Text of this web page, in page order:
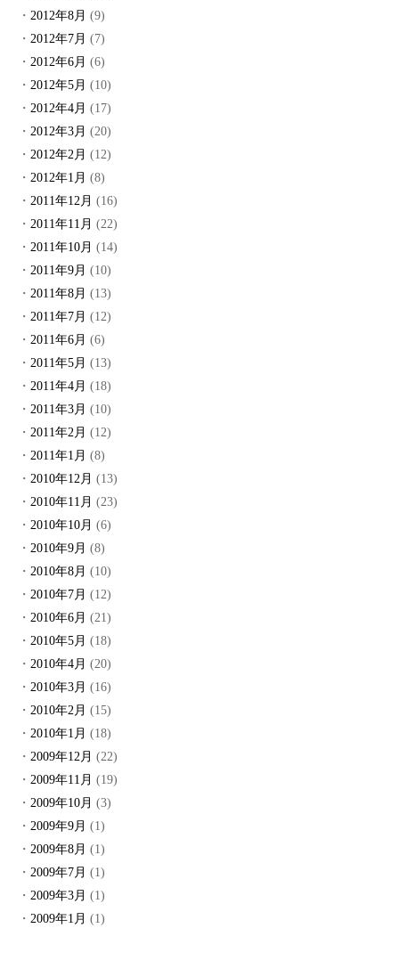
2012年8月 (9)
2012年7月 (7)
2012年6月 (6)
2012年5月 (10)
2012年4月 (17)
2012年3月 (20)
2012年2月 (12)
2012年1月 (8)
2011年12月 (16)
2011年11月 (22)
2011年10月 (14)
2011年9月 (10)
2011年8月 (13)
2011年7月 (12)
2011年6月 (6)
2011年5月 (13)
2011年4月 (18)
2011年3月 (10)
2011年2月 (12)
2011年1月 (8)
2010年12月 (13)
2010年11月 (23)
2010年10月 (6)
2010年9月 (8)
2010年8月 (10)
2010年7月 (12)
2010年6月 (21)
2010年5月 (18)
2010年4月 (20)
2010年3月 (16)
2010年2月 (15)
2010年1月 (18)
2009年12月 (22)
2009年11月 (19)
2009年10月 (3)
2009年9月 (1)
2009年8月 (1)
2009年7月 (1)
2009年3月 (1)
2009年1月 (1)